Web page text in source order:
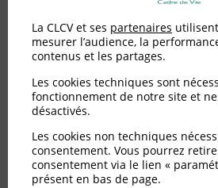
11.12.2009 ]
tarifs
l'énergie [
Publié le11/12/2009(mis à jour le20/
Consommation
La CLCV et ses partenaires
mesurer l’audience, la
contenus et les partages.
Les cookies techniques sont
fonctionnement de notre site et
désactivés.
Les cookies non techniques
consentement. Vous pourrez
consentement via le lien «
présent en bas de page.